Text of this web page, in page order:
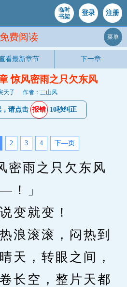
临时
书架
登录 注册
免费阅读 菜单
看最新章节 下一章
惊风密雨之只欠东风
天子 作者：三山风
请点击 报错 10秒纠正
2 3 4 下—页
密雨之只欠东风
」
就变！
滚滚，闷热到
天，转眼之间，
长空，整片天都